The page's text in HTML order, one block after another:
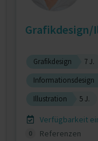
Grafikdesign 7 J.
Informationsdesign
Illustration
5 J.
Verfügbarkeit
0
Referenzen